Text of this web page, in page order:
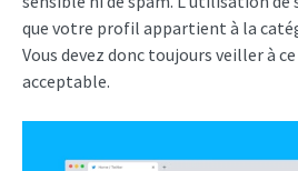
que votre profil appartient à la
Vous devez donc toujours veiller à
acceptable.